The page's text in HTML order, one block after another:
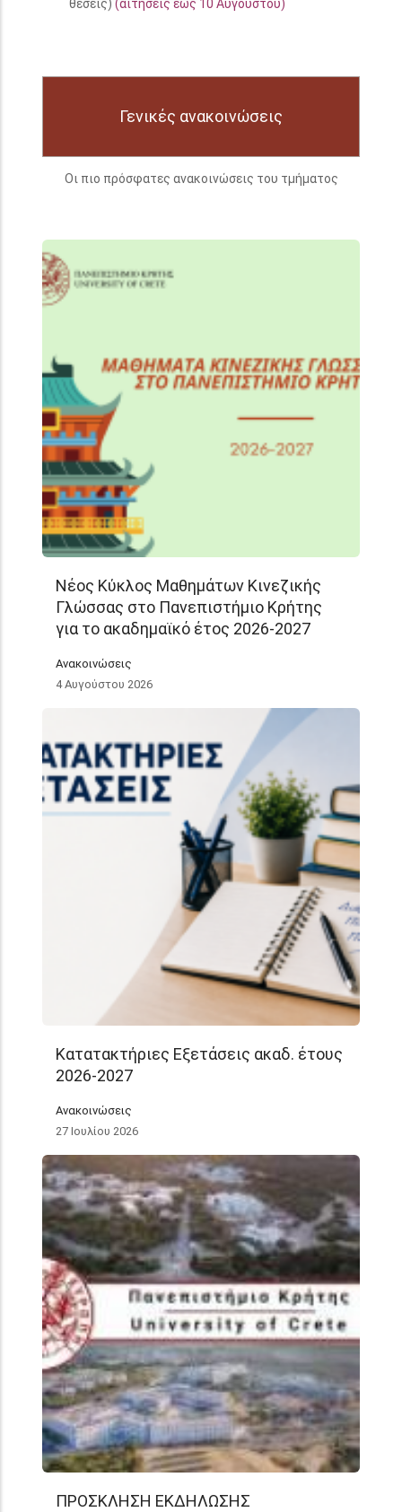
θέσεις) (αιτήσεις έως 10 Αυγούστου)
Γενικές ανακοινώσεις
Οι πιο πρόσφατες ανακοινώσεις του τμήματος
Νέος Κύκλος Μαθημάτων Κινεζικής
Γλώσσας στο Πανεπιστήμιο Κρήτης
για το ακαδημαϊκό έτος 2026-2027
Ανακοινώσεις
4 Αυγούστου 2026
Κατατακτήριες Εξετάσεις ακαδ. έτους
2026-2027
Ανακοινώσεις
27 Ιουλίου 2026
ΠΡΟΣΚΛΗΣΗ ΕΚΔΗΛΩΣΗΣ